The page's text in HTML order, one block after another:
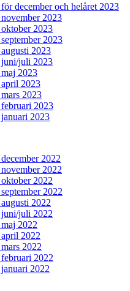
december och helåret 2023
2023
2023
2023
2023
juni/juli 2023
2023
2023
2023
2023
2023
2022
2022
2022
2022
2022
juni/juli 2022
2022
2022
2022
2022
2022